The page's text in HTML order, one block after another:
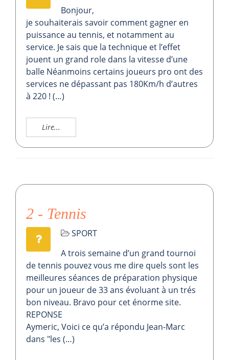
Bonjour,
je souhaiterais savoir comment gagner en
puissance au tennis, et notamment au
service. Je sais que la technique et l’effet
jouent un grand role dans la vitesse d’une
balle Néanmoins certains joueurs pro ont des
services ne dépassant pas 180Km/h d’autres
à 220 ! (…)
Lire...
2 - Tennis
SPORT
A trois semaine d’un grand tournoi
de tennis pouvez vous me dire quels sont les
meilleures séances de préparation physique
pour un joueur de 33 ans évoluant à un trés
bon niveau. Bravo pour cet énorme site.
REPONSE
Aymeric, Voici ce qu’a répondu Jean-Marc
dans "les (…)